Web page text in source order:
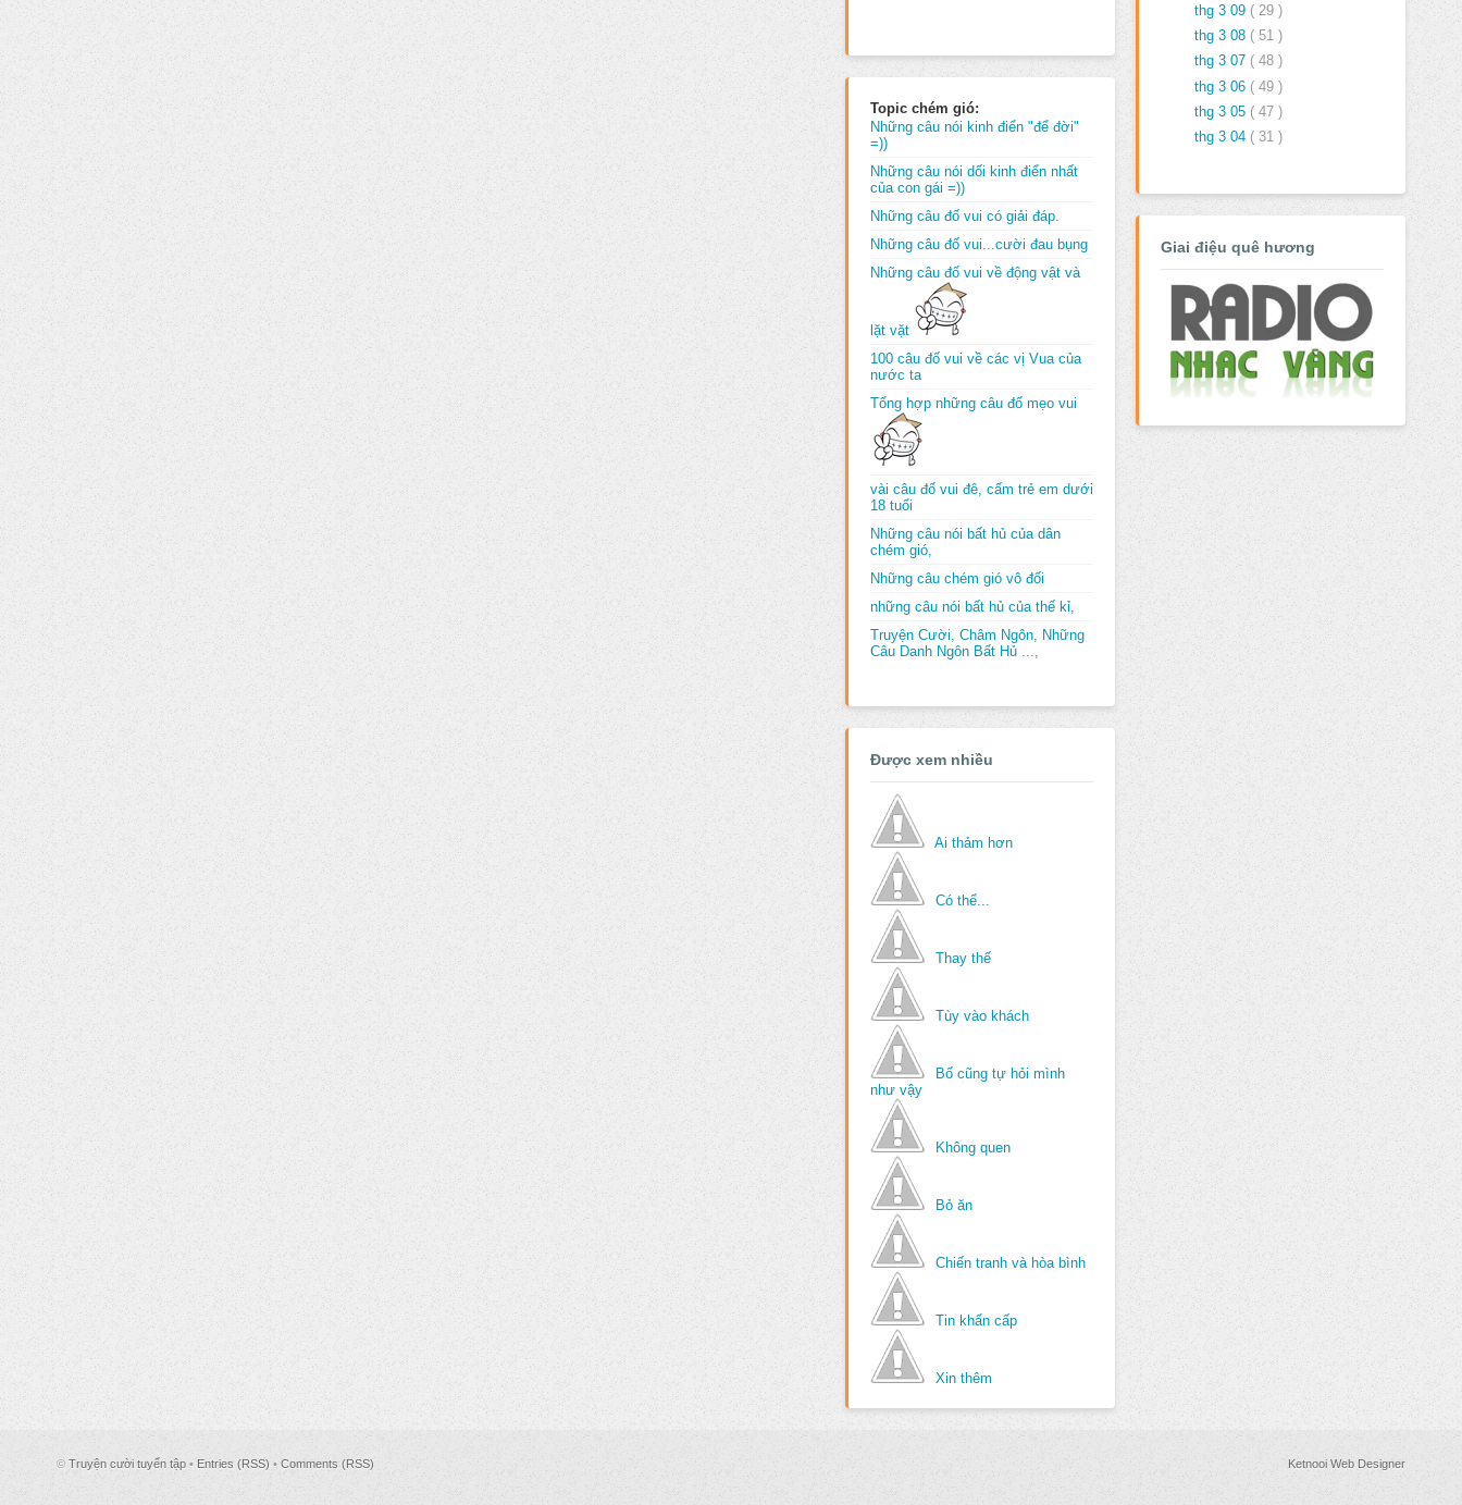
Topic chém gió:
Những câu nói kinh điển "để đời"
=))
Những câu nói dối kinh điển nhất
của con gái =))
Những câu đố vui có giải đáp.
Những câu đố vui...cười đau bụng
Những câu đố vui về động vật và
lặt vặt
100 câu đố vui về các vị Vua của
nước ta
Tổng hợp những câu đố mẹo vui
vài câu đố vui đê, cấm trẻ em dưới
18 tuổi
Những câu nói bất hủ của dân
chém gió,
Những câu chém gió vô đối
những câu nói bất hủ của thế kỉ,
Truyện Cười, Châm Ngôn, Những
Câu Danh Ngôn Bất Hủ ...,
Được xem nhiều
Ai thảm hơn
Có thể...
Thay thế
Tùy vào khách
Bố cũng tự hỏi mình
như vậy
Không quen
Bỏ ăn
Chiến tranh và hòa bình
Tin khẩn cấp
Xin thêm
thg 3 09 ( 29 )
thg 3 08 ( 51 )
thg 3 07 ( 48 )
thg 3 06 ( 49 )
thg 3 05 ( 47 )
thg 3 04 ( 31 )
Giai điệu quê hương
© Truyện cười tuyển tập • Entries (RSS) • Comments (RSS) Ketnooi Web Designer